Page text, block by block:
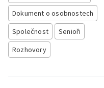
Dokument o osobnostech
Společnost
Senioři
Rozhovory